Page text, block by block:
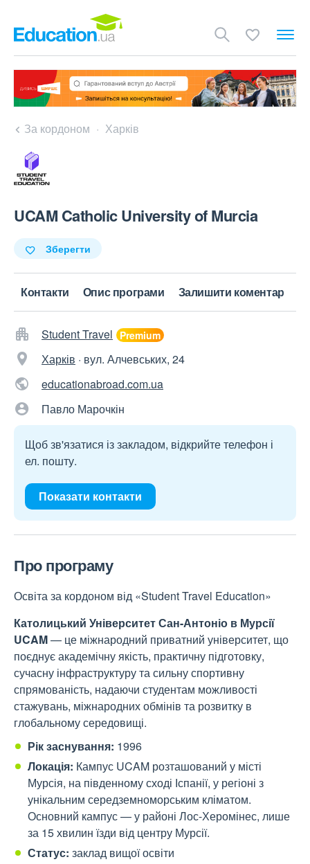
За кордоном Харків
UCAM Catholic University of Murcia
Зберегти
Контакти Опис програми Залишити коментар
Student Travel
Харків · вул. Алчевських, 24
educationabroad.com.ua
Павло Марочкін
Щоб зв'язатися із закладом, відкрийте телефон і
ел. пошту.
Показати контакти
Про програму
Освіта за кордоном від «Student Travel Education»
Католицький Університет Сан-Антоніо в Мурсії
UCAM— це міжнародний приватний університет, що
поєднує академічну якість, практичну підготовку,
сучасну інфраструктуру та сильну спортивну
спрямованість, надаючи студентам можливості
стажувань, міжнародних обмінів та розвитку в
глобальному середовищі.
Рік заснування: 1996
Локація: Кампус UCAM розташований у місті
Мурсія, на південному сході Іспанії, у регіоні з
унікальним середземноморським кліматом.
Основний кампус — у районі Лос-Херомінес, лише
за 15 хвилин їзди від центру Мурсії.
Статус: заклад вищої освіти